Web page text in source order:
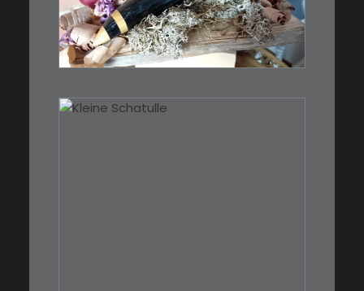
Kleines Schmuckmesser, ideal
als…